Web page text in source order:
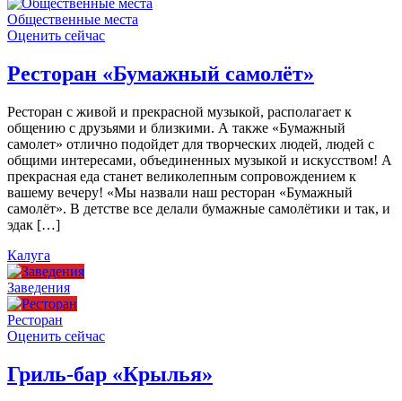
Общественные места
Оценить сейчас
Ресторан «Бумажный самолёт»
Ресторан с живой и прекрасной музыкой, располагает к
общению с друзьями и близкими. А также «Бумажный
самолет» отлично подойдет для творческих людей, людей с
общими интересами, объединенных музыкой и искусством! А
прекрасная еда станет великолепным сопровождением к
вашему вечеру! «Мы назвали наш ресторан «Бумажный
самолёт». В детстве все делали бумажные самолётики и так, и
эдак […]
Калуга
Заведения
Ресторан
Оценить сейчас
Гриль-бар «Крылья»